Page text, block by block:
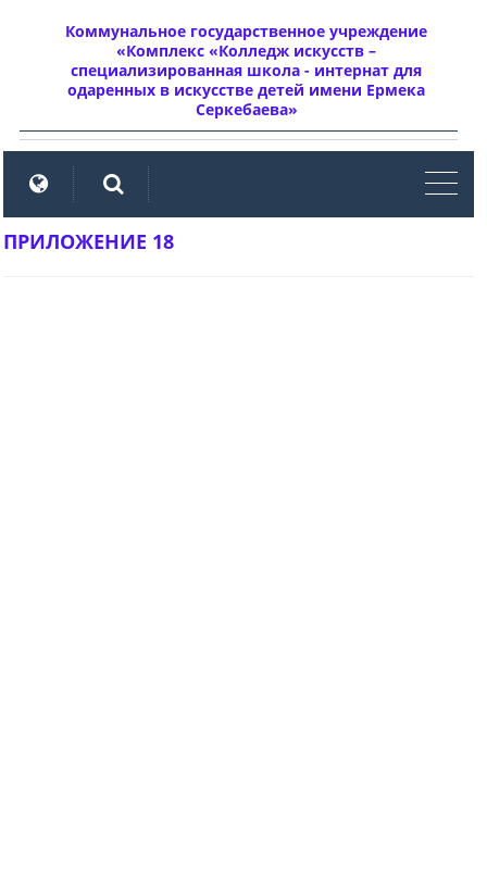
Коммунальное государственное учреждение
«Комплекс «Колледж искусств –
специализированная школа - интернат для
одаренных в искусстве детей имени Ермека
Серкебаева»
ПРИЛОЖЕНИЕ 18